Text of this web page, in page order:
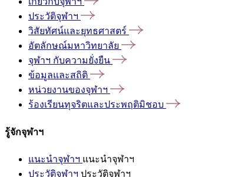
ประวัติจุฬาฯ
วิสัยทัศน์และยุทธศาสตร์
อัตลักษณ์มหาวิทยาลัย
จุฬาฯ กับความยั่งยืน
ข้อมูลและสถิติ
หน่วยงานของจุฬาฯ
ร้องเรียนทุจริตและประพฤติมิชอบ
รู้จักจุฬาฯ
แนะนำจุฬาฯ แนะนำจุฬาฯ
ประวัติจุฬาฯ ประวัติจุฬาฯ